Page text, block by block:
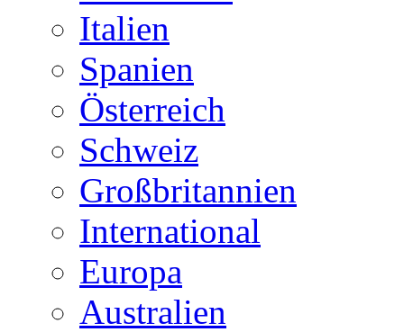
Italien
Spanien
Österreich
Schweiz
Großbritannien
International
Europa
Australien